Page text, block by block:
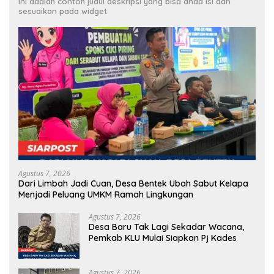
sesuaikan pada widget
Agustus 7, 2026
Dari Limbah Jadi Cuan, Desa Bentek Ubah Sabut Kelapa
Menjadi Peluang UMKM Ramah Lingkungan
Agustus 7, 2026
Desa Baru Tak Lagi Sekadar Wacana,
Pemkab KLU Mulai Siapkan Pj Kades